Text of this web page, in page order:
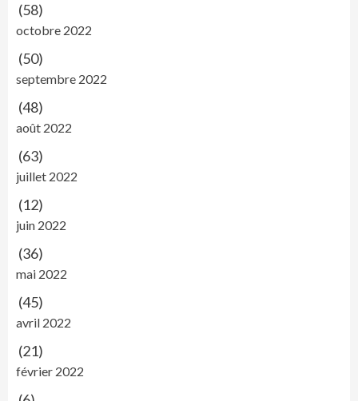
(58)
octobre 2022
(50)
septembre 2022
(48)
août 2022
(63)
juillet 2022
(12)
juin 2022
(36)
mai 2022
(45)
avril 2022
(21)
février 2022